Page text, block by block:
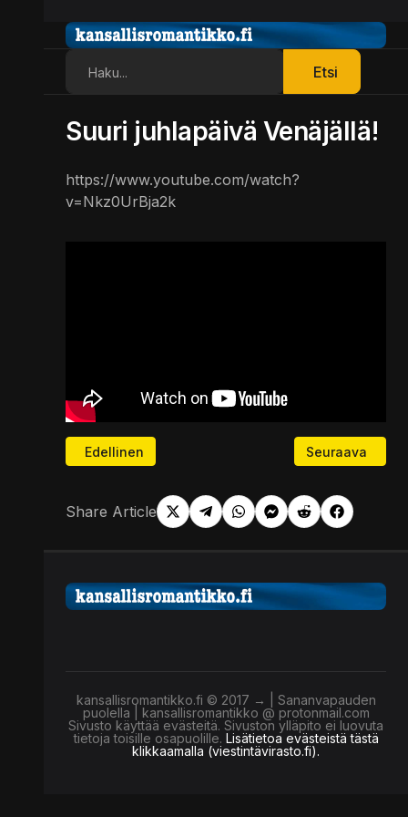
Etsi
Suuri juhlapäivä Venäjällä!
https://www.youtube.com/watch?
v=Nkz0UrBja2k
Edellinen artikkeli: Kuka ravistelee Italian
Edellinen Seuraava
Seuraava
Share Article
kansallisromantikko.fi © 2017 → | Sananvapauden
puolella | kansallisromantikko @ protonmail.com
Sivusto käyttää evästeitä. Sivuston ylläpito ei luovuta
tietoja toisille osapuolille. Lisätietoa evästeistä tästä
klikkaamalla (viestintävirasto.fi).